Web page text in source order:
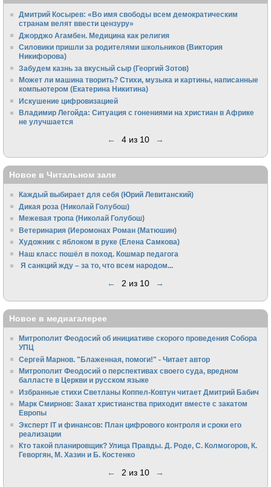
Дмитрий Косырев: «Во имя свободы всем демократическим
странам велят ввести цензуру»
Джорджо Агамбен. Медицина как религия
Силовики пришли за родителями школьников (Виктория
Никифорова)
Забудем казнь за вкусный сыр (Георгий Зотов)
Может ли машина творить? Стихи, музыка и картины, написанные
компьютером (Екатерина Никитина)
Искушение цифровизацией
Владимир Легойда: Ситуация с гонениями на христиан в Африке
не улучшается
← 4 из 10 →
Новое в Читальном зале
Каждый выбирает для себя (Юрий Левитанский)
Дикая роза (Николай Голубош)
Межевая тропа (Николай Голубош)
Ветеринария (Иеромонах Роман (Матюшин)
Художник с яблоком в руке (Елена Самкова)
Наш класс пошёл в поход. Кошмар педагога
Я санкций жду – за то, что всем народом...
← 2 из 10 →
Новое в медиагалерее
Митрополит Феодосий об инициативе скорого проведения Собора
УПЦ
Сергей Марнов. "Блаженная, помоги!" - Читает автор
Митрополит Феодосий о перспективах своего суда, вредном
балласте в Церкви и русском языке
Избранные стихи Светланы Коппел-Ковтун читает Дмитрий Бабич
Марк Смирнов: Закат христианства приходит вместе с закатом
Европы
Эксперт IT и финансов: План цифрового контроля и сроки его
реализации
Кто такой планировщик? Улица Правды. Д. Роде, С. Колмогоров, К.
Геворгян, М. Хазин и Б. Костенко
← 2 из 10 →